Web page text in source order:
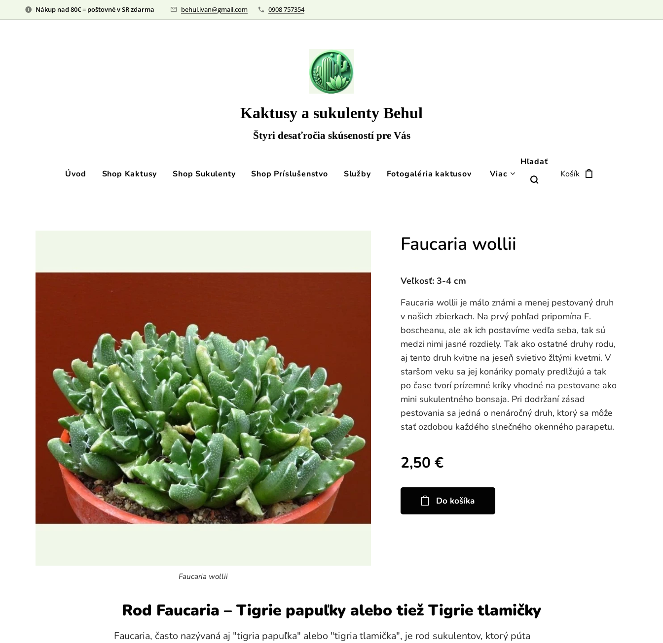
Nákup nad 80€ = poštovné v SR zdarma behul.ivan@gmail.com 0908 757354
Kaktusy a sukulenty Behul
Štyri desaťročia skúseností pre Vás
Úvod Shop Kaktusy Shop Sukulenty Shop Príslušenstvo Služby Fotogaléria kaktusov Viac
Hľadať
Košík
Faucaria wollii
Faucaria wollii
Veľkosť: 3-4 cm
Faucaria wollii je málo známi a menej pestovaný druh
v našich zbierkach. Na prvý pohľad pripomína F.
boscheanu, ale ak ich postavíme vedľa seba, tak sú
medzi nimi jasné rozdiely. Tak ako ostatné druhy rodu,
aj tento druh kvitne na jeseň svietivo žltými kvetmi. V
staršom veku sa jej konáriky pomaly predlžujú a tak
po čase tvorí prízemné kríky vhodné na pestovane ako
mini sukulentného bonsaja. Pri dodržaní zásad
pestovania sa jedná o nenáročný druh, ktorý sa môže
stať ozdobou každého slnečného okenného parapetu.
2,50 €
Do košíka
Rod Faucaria – Tigrie papuľky alebo tiež Tigrie tlamičky
Faucaria, často nazývaná aj "tigria papuľka" alebo "tigria tlamička", je rod sukulentov, ktorý púta